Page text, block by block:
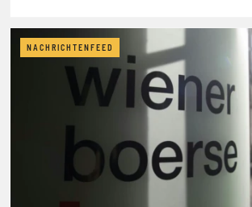
NACHRICHTENFEED